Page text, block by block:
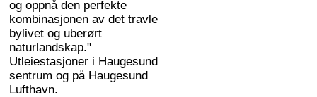
og oppnå den perfekte
kombinasjonen av det travle
bylivet og uberørt
naturlandskap."
Utleiestasjoner i Haugesund
sentrum og på Haugesund
Lufthavn.